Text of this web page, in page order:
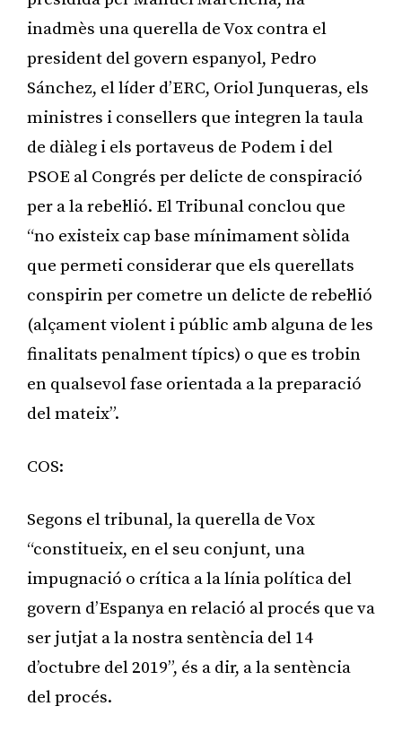
inadmès una querella de Vox contra el
president del govern espanyol, Pedro
Sánchez, el líder d’ERC, Oriol Junqueras, els
ministres i consellers que integren la taula
de diàleg i els portaveus de Podem i del
PSOE al Congrés per delicte de conspiració
per a la rebel·lió. El Tribunal conclou que
“no existeix cap base mínimament sòlida
que permeti considerar que els querellats
conspirin per cometre un delicte de rebel·lió
(alçament violent i públic amb alguna de les
finalitats penalment típics) o que es trobin
en qualsevol fase orientada a la preparació
del mateix”.
COS:
Segons el tribunal, la querella de Vox
“constitueix, en el seu conjunt, una
impugnació o crítica a la línia política del
govern d’Espanya en relació al procés que va
ser jutjat a la nostra sentència del 14
d’octubre del 2019”, és a dir, a la sentència
del procés.